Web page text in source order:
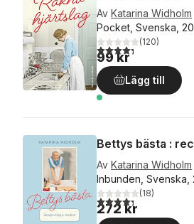
Av Katarina Widholm
Pocket, Svenska,
4,3utav 5 stjärnor.
(120)
99 kr
Lägg till
Bettys bästa :
Av Katarina Widholm
Inbunden, Svenska,
4,3utav 5 stjärnor.
(18)
272 kr